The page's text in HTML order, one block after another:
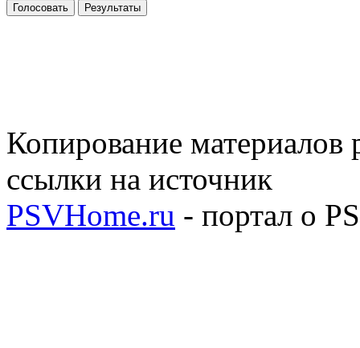
Голосовать Результаты
Копирование материалов
ссылки на источник
PSVHome.ru - портал о